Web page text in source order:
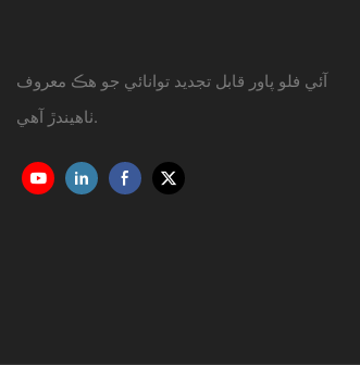
آئي فلو پاور قابل تجديد توانائي جو هڪ معروف
ٺاهيندڙ آهي.